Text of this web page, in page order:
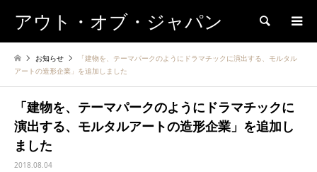
アウト・オブ・ジャパン 検索
お知らせ
「建物を、テーマパークのようにドラマチックに演出する、モルタル
アートの造形企業」を追加しました
「建物を、テーマパークのようにドラマチックに
演出する、モルタルアートの造形企業」を追加し
ました
2018.08.04